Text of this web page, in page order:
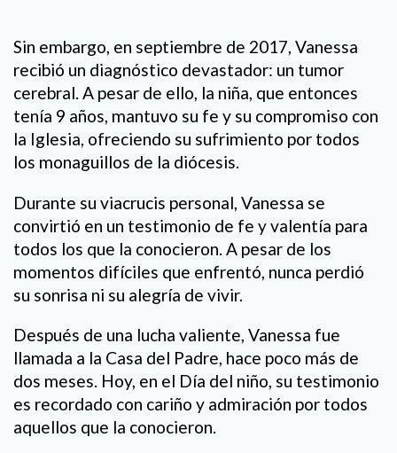
Sin embargo, en septiembre de 2017, Vanessa
recibió un diagnóstico devastador: un tumor
cerebral. A pesar de ello, la niña, que entonces
tenía 9 años, mantuvo su fe y su compromiso con
la Iglesia, ofreciendo su sufrimiento por todos
los monaguillos de la diócesis.
Durante su viacrucis personal, Vanessa se
convirtió en un testimonio de fe y valentía para
todos los que la conocieron. A pesar de los
momentos difíciles que enfrentó, nunca perdió
su sonrisa ni su alegría de vivir.
Después de una lucha valiente, Vanessa fue
llamada a la Casa del Padre, hace poco más de
dos meses. Hoy, en el Día del niño, su testimonio
es recordado con cariño y admiración por todos
aquellos que la conocieron.